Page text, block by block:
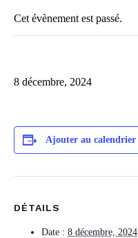
Cet évènement est passé.
8 décembre, 2024
Ajouter au calendrier
DÉTAILS
Date : 8 décembre, 2024